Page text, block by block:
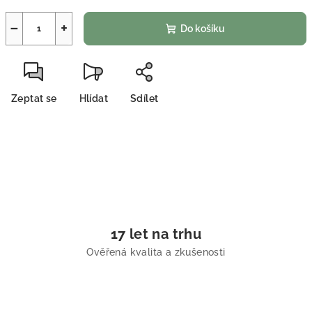
+
− Do košíku
Zeptat se Hlídat Sdílet
17 let na trhu
Ověřená kvalita a zkušenosti